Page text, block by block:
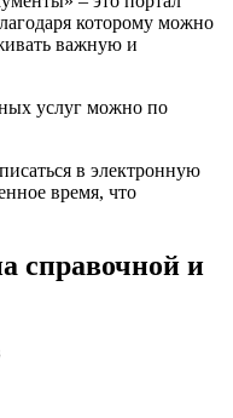
которому можно
важную и
услуг можно по
в электронную
время, что
справочной и